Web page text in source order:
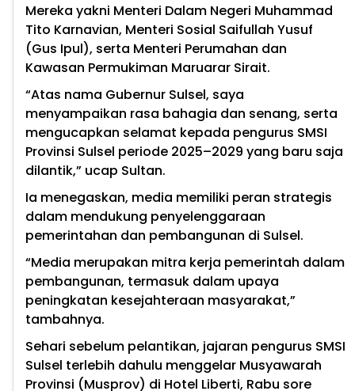
Mereka yakni Menteri Dalam Negeri Muhammad
Tito Karnavian, Menteri Sosial Saifullah Yusuf
(Gus Ipul), serta Menteri Perumahan dan
Kawasan Permukiman Maruarar Sirait.
“Atas nama Gubernur Sulsel, saya
menyampaikan rasa bahagia dan senang, serta
mengucapkan selamat kepada pengurus SMSI
Provinsi Sulsel periode 2025–2029 yang baru saja
dilantik,” ucap Sultan.
Ia menegaskan, media memiliki peran strategis
dalam mendukung penyelenggaraan
pemerintahan dan pembangunan di Sulsel.
“Media merupakan mitra kerja pemerintah dalam
pembangunan, termasuk dalam upaya
peningkatan kesejahteraan masyarakat,”
tambahnya.
Sehari sebelum pelantikan, jajaran pengurus SMSI
Sulsel terlebih dahulu menggelar Musyawarah
Provinsi (Musprov) di Hotel Liberti, Rabu sore